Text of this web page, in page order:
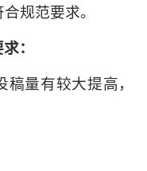
规范要求。
：
量有较大提高，